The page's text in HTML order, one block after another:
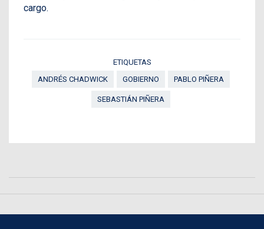
cargo.
ETIQUETAS
ANDRÉS CHADWICK
GOBIERNO PABLO PIÑERA
SEBASTIÁN PIÑERA